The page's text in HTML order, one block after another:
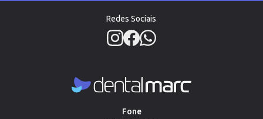
Redes Sociais
Fone